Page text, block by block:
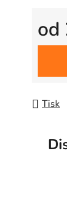
od
Měrná
Tisk